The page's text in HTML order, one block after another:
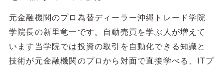
元金融機関のプロ為替ディーラー沖縄トレード学院
学院長の新里竜一です。自動売買を学ぶ人が増えて
います当学院では投資の取引を自動化できる知識と
技術が元金融機関のプロから対面で直接学べる、ITプ